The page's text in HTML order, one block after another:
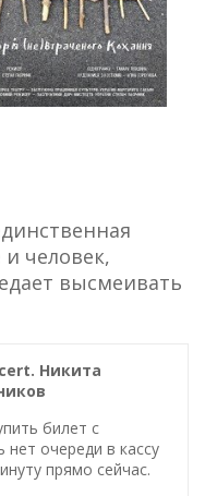
человек,
высмеивать
Никита
билет с
очереди в кассу
прямо сейчас.